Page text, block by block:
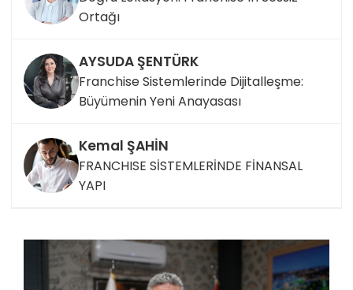
Ortağı
AYSUDA ŞENTÜRK
Franchise Sistemlerinde Dijitalleşme:
Büyümenin Yeni Anayasası
Kemal ŞAHİN
FRANCHISE SİSTEMLERİNDE FİNANSAL
YAPI